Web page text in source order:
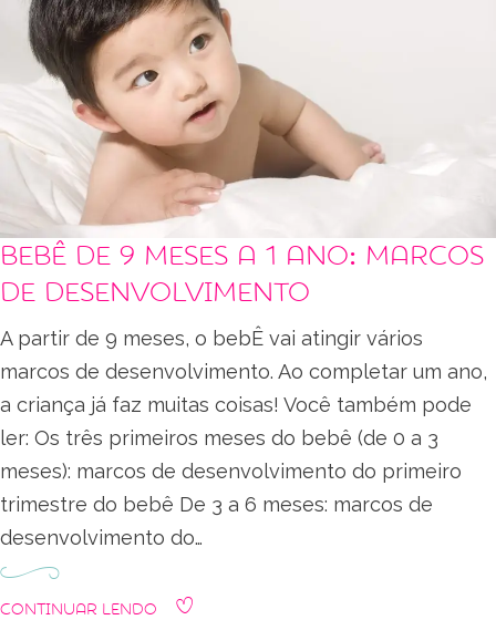
Bebê de 9 meses a 1 ano: marcos
de desenvolvimento
A partir de 9 meses, o bebÊ vai atingir vários
marcos de desenvolvimento. Ao completar um ano,
a criança já faz muitas coisas! Você também pode
ler: Os três primeiros meses do bebê (de 0 a 3
meses): marcos de desenvolvimento do primeiro
trimestre do bebê De 3 a 6 meses: marcos de
desenvolvimento do…
Continuar Lendo